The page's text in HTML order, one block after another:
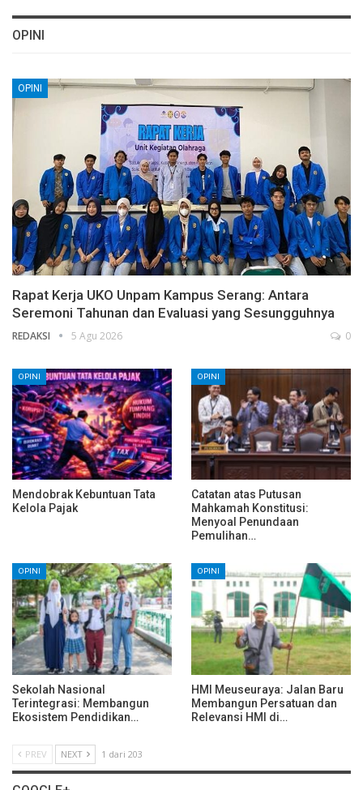
OPINI
OPINI
Rapat Kerja UKO Unpam Kampus Serang: Antara
Seremoni Tahunan dan Evaluasi yang Sesungguhnya
REDAKSI 5 Agu 2026 0
OPINI
Mendobrak Kebuntuan Tata
Kelola Pajak
OPINI
Catatan atas Putusan
Mahkamah Konstitusi:
Menyoal Penundaan
Pemulihan…
OPINI
Sekolah Nasional
Terintegrasi: Membangun
Ekosistem Pendidikan…
OPINI
HMI Meuseuraya: Jalan Baru
Membangun Persatuan dan
Relevansi HMI di…
PREV NEXT 1 dari 203